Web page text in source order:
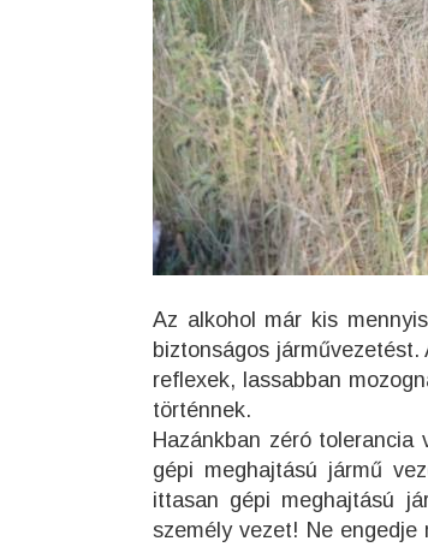
Az alkohol már kis
biztonságos
reflexek, lassabban
történnek.
Hazánkban zéró
gépi meghajtású jármű
ittasan gépi meghajtású
személy vezet! Ne